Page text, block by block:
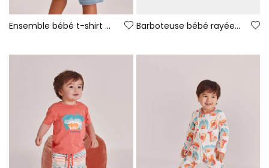
Ensemble bébé t-shirt et pantalon en coton jaune bleu Barboteuse bébé rayée multicolore en coton